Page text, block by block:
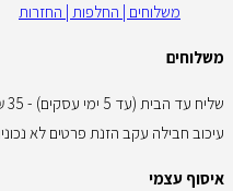
משלוחים | החלפות | החזרות
משלוחים
שליח עד הבית (עד 5 ימי עסקים) - 35 ₪
עיכוב חבילה עקב הזנת פרטים לא
איסוף עצמי